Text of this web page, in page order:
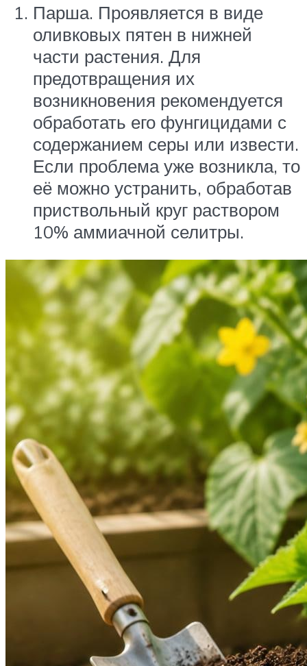
Парша. Проявляется в виде
оливковых пятен в нижней
части растения. Для
предотвращения их
возникновения рекомендуется
обработать его фунгицидами с
содержанием серы или извести.
Если проблема уже возникла, то
её можно устранить, обработав
приствольный круг раствором
10% аммиачной селитры.